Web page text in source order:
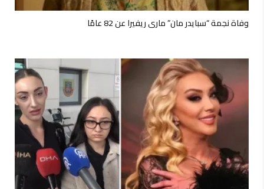
وفاة نجمة “سبايدر مان” ماري ريفيرا عن 82 عامًا